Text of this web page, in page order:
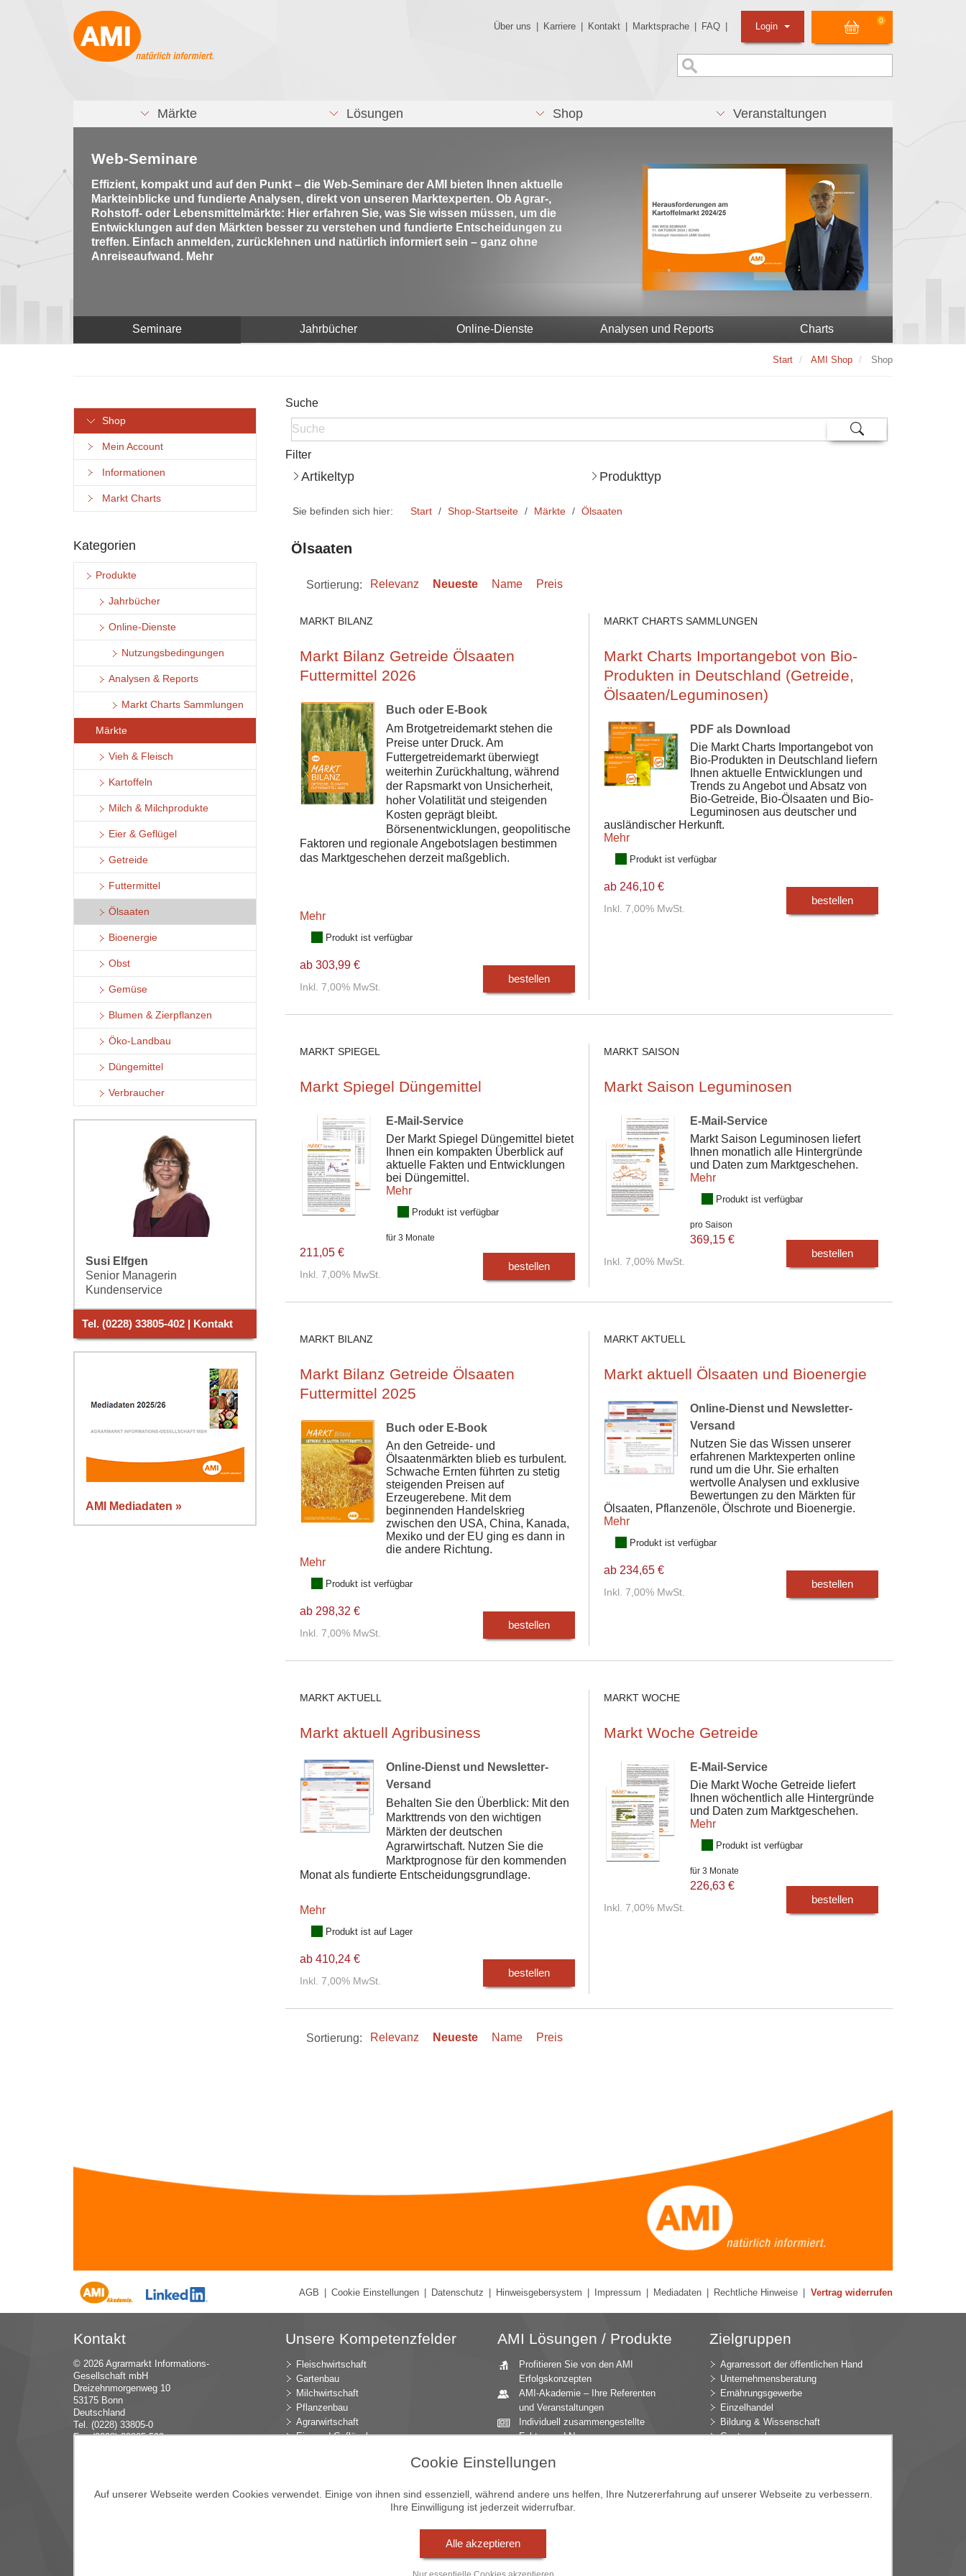
Über uns Karriere Kontakt Marktsprache FAQ
0
Login
Märkte Lösungen Shop Veranstaltungen
Web-Seminare
Effizient, kompakt und auf den Punkt – die Web-Seminare der AMI bieten Ihnen aktuelle
Markteinblicke und fundierte Analysen, direkt von unseren Marktexperten. Ob Agrar-,
Rohstoff- oder Lebensmittelmärkte: Hier erfahren Sie, was Sie wissen müssen, um die
Entwicklungen auf den Märkten besser zu verstehen und fundierte Entscheidungen zu
treffen. Einfach anmelden, zurücklehnen und natürlich informiert sein – ganz ohne
Anreiseaufwand. Mehr
Seminare Jahrbücher Online-Dienste Analysen und Reports Charts
Cookie Einstellungen
Auf unserer Webseite werden Cookies verwendet. Einige von ihnen sind essenziell, während andere uns helfen, Ihre Nutzererfahrung auf unserer Webseite zu verbessern.
Ihre Einwilligung ist jederzeit widerrufbar.
Alle akzeptieren
Start AMI Shop Shop
Shop
Mein Account
Informationen
Markt Charts
Kategorien
Produkte
Jahrbücher
Online-Dienste
Nutzungsbedingungen
Analysen & Reports
Markt Charts Sammlungen
Märkte
Vieh & Fleisch
Kartoffeln
Milch & Milchprodukte
Eier & Geflügel
Getreide
Futtermittel
Ölsaaten
Bioenergie
Obst
Gemüse
Blumen & Zierpflanzen
Öko-Landbau
Düngemittel
Verbraucher
Susi Elfgen
Senior Managerin
Kundenservice
Tel. (0228) 33805-402 | Kontakt
AMI Mediadaten »
Suche
Filter
Artikeltyp Produkttyp
Sie befinden sich hier: Start Shop-Startseite Märkte Ölsaaten
Ölsaaten
Sortierung: Relevanz Neueste Name Preis
MARKT BILANZ
Markt Bilanz Getreide Ölsaaten
Futtermittel 2026
Buch oder E-Book
Am Brotgetreidemarkt stehen die
Preise unter Druck. Am
Futtergetreidemarkt überwiegt
weiterhin Zurückhaltung, während
der Rapsmarkt von Unsicherheit,
hoher Volatilität und steigenden
Kosten geprägt bleibt.
Börsenentwicklungen, geopolitische
Faktoren und regionale Angebotslagen bestimmen
das Marktgeschehen derzeit maßgeblich.
Mehr
Produkt ist verfügbar
ab 303,99 €
Inkl. 7,00% MwSt.
bestellen
MARKT CHARTS SAMMLUNGEN
Markt Charts Importangebot von Bio-
Produkten in Deutschland (Getreide,
Ölsaaten/Leguminosen)
PDF als Download
Die Markt Charts Importangebot von
Bio-Produkten in Deutschland liefern
Ihnen aktuelle Entwicklungen und
Trends zu Angebot und Absatz von
Bio-Getreide, Bio-Ölsaaten und Bio-
Leguminosen aus deutscher und
ausländischer Herkunft.
Mehr
Produkt ist verfügbar
ab 246,10 €
Inkl. 7,00% MwSt.
bestellen
MARKT SPIEGEL
Markt Spiegel Düngemittel
E-Mail-Service
Der Markt Spiegel Düngemittel bietet
Ihnen ein kompakten Überblick auf
aktuelle Fakten und Entwicklungen
bei Düngemittel.
Mehr
Produkt ist verfügbar
für 3 Monate
211,05 €
Inkl. 7,00% MwSt.
bestellen
MARKT SAISON
Markt Saison Leguminosen
E-Mail-Service
Markt Saison Leguminosen liefert
Ihnen monatlich alle Hintergründe
und Daten zum Marktgeschehen.
Mehr
Produkt ist verfügbar
pro Saison
369,15 €
Inkl. 7,00% MwSt.
bestellen
MARKT BILANZ
Markt Bilanz Getreide Ölsaaten
Futtermittel 2025
Buch oder E-Book
An den Getreide- und
Ölsaatenmärkten blieb es turbulent.
Schwache Ernten führten zu stetig
steigenden Preisen auf
Erzeugerebene. Mit dem
beginnenden Handelskrieg
zwischen den USA, China, Kanada,
Mexiko und der EU ging es dann in
die andere Richtung.
Mehr
Produkt ist verfügbar
ab 298,32 €
Inkl. 7,00% MwSt.
bestellen
MARKT AKTUELL
Markt aktuell Ölsaaten und Bioenergie
Online-Dienst und Newsletter-
Versand
Nutzen Sie das Wissen unserer
erfahrenen Marktexperten online
rund um die Uhr. Sie erhalten
wertvolle Analysen und exklusive
Bewertungen zu den Märkten für
Ölsaaten, Pflanzenöle, Ölschrote und Bioenergie.
Mehr
Produkt ist verfügbar
ab 234,65 €
Inkl. 7,00% MwSt.
bestellen
MARKT AKTUELL
Markt aktuell Agribusiness
Online-Dienst und Newsletter-
Versand
Behalten Sie den Überblick: Mit den
Markttrends von den wichtigen
Märkten der deutschen
Agrarwirtschaft. Nutzen Sie die
Marktprognose für den kommenden
Monat als fundierte Entscheidungsgrundlage.
Mehr
Produkt ist auf Lager
ab 410,24 €
Inkl. 7,00% MwSt.
bestellen
MARKT WOCHE
Markt Woche Getreide
E-Mail-Service
Die Markt Woche Getreide liefert
Ihnen wöchentlich alle Hintergründe
und Daten zum Marktgeschehen.
Mehr
Produkt ist verfügbar
für 3 Monate
226,63 €
Inkl. 7,00% MwSt.
bestellen
Sortierung: Relevanz Neueste Name Preis
AGB Cookie Einstellungen Datenschutz Hinweisgebersystem Impressum Mediadaten Rechtliche Hinweise Vertrag widerrufen
Kontakt
© 2026 Agrarmarkt Informations-
Gesellschaft mbH
Dreizehnmorgenweg 10
53175 Bonn
Deutschland
Tel. (0228) 33805-0
Fax (0228) 33805-592
Unsere Kompetenzfelder
Fleischwirtschaft
Gartenbau
Milchwirtschaft
Pflanzenbau
Agrarwirtschaft
Eier und Geflügel
Düngemittel
Blumen und Zierpflanzen
AMI Lösungen / Produkte
Profitieren Sie von den AMI
Erfolgskonzepten
AMI-Akademie – Ihre Referenten
und Veranstaltungen
Individuell zusammengestellte
Fakten und News
Marktexperten
einen umfangreichen Überblick
Jahrbücher – einzigartige
Zielgruppen
Agrarressort der öffentlichen Hand
Unternehmensberatung
Ernährungsgewerbe
Einzelhandel
Bildung & Wissenschaft
Gastgewerbe
Gartenbau